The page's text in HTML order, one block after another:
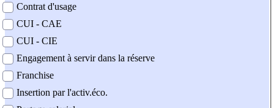
Contrat d'usage
CUI - CAE
CUI - CIE
Engagement à servir dans la réserve
Franchise
Insertion par l'activ.éco.